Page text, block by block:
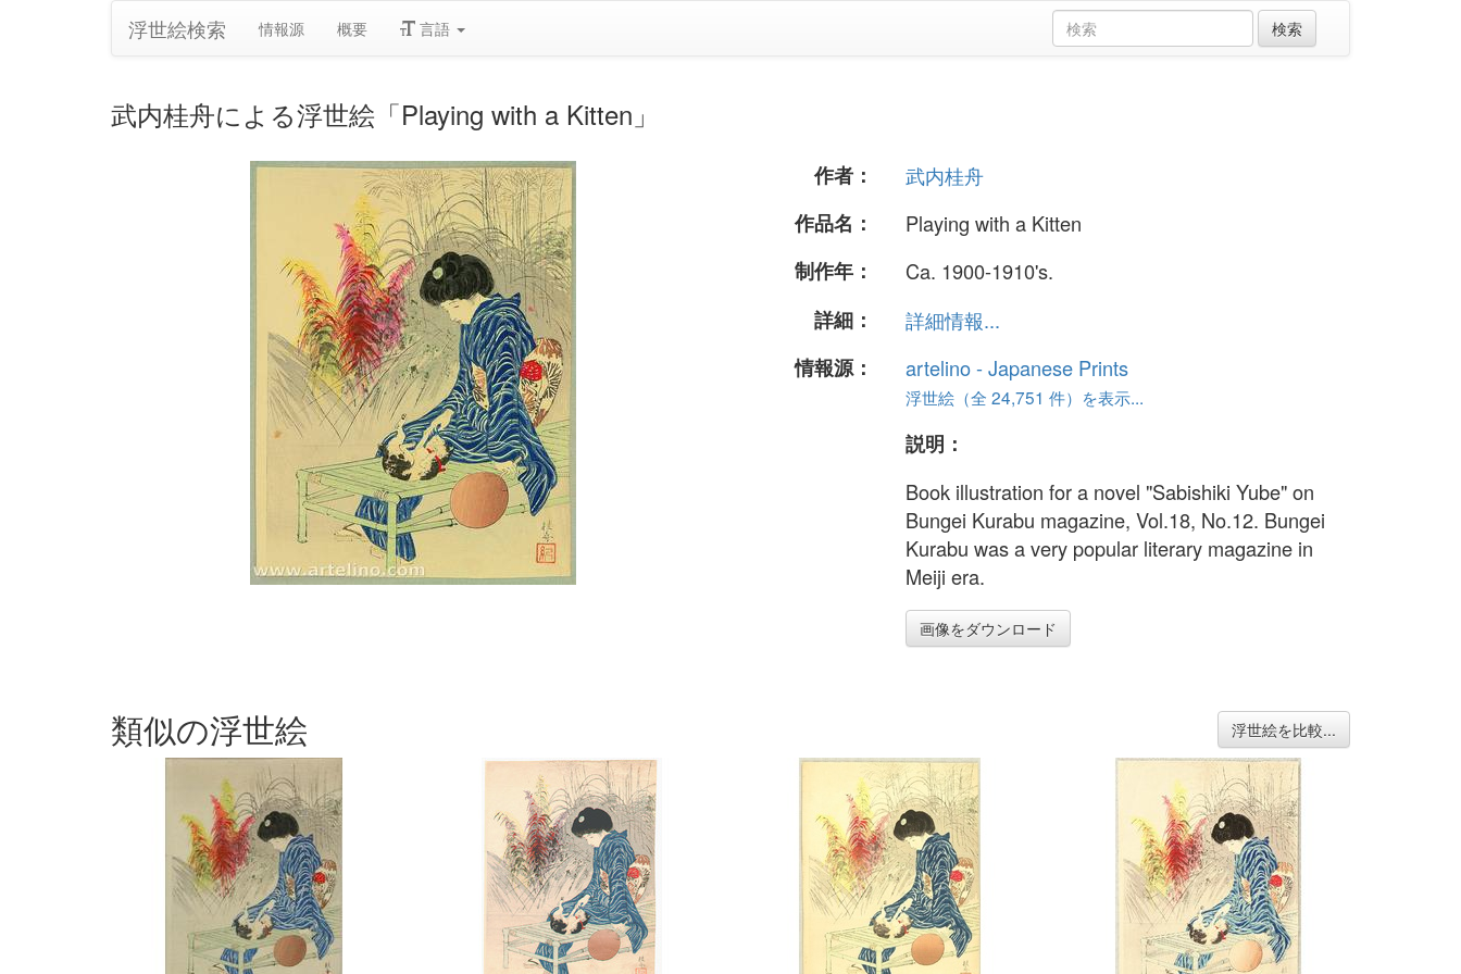
浮世絵検索 情報源 概要 言語
武内桂舟による浮世絵「Playing with a Kitten」
作者：
武内桂舟
作品名：
Playing with a Kitten
制作年：
Ca. 1900-1910's.
詳細：
詳細情報...
情報源：
artelino - Japanese Prints
浮世絵（全 24,751 件）を表示...
説明：
Book illustration for a novel "Sabishiki Yube" on
Bungei Kurabu magazine, Vol.18, No.12. Bungei
Kurabu was a very popular literary magazine in
Meiji era.
画像をダウンロード
類似の浮世絵 浮世絵を比較...